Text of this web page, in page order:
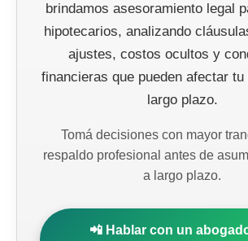
brindamos asesoramiento legal
hipotecarios, analizando
ajustes, costos ocultos y
financieras que pueden afectar
largo plazo.
Tomá decisiones con mayor
respaldo profesional antes de
a largo plazo.
📲 Hablar con un